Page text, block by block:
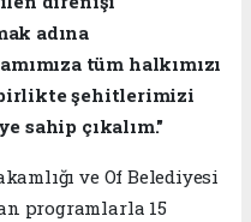
adına
tüm halkımızı
şehitlerimizi
sahip çıkalım."
ve Of Belediyesi
programlarla 15